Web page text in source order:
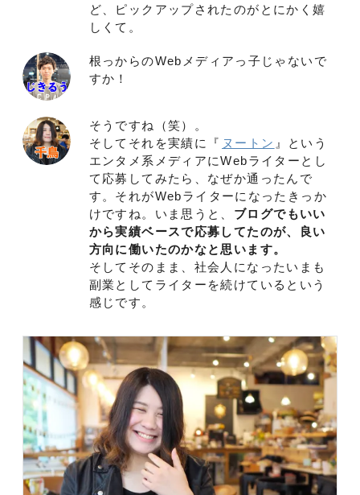
ど、ピックアップされたのがとにかく嬉
しくて。
根っからのWebメディアっ子じゃないで
すか！
そうですね（笑）。
そしてそれを実績に『 ヌートン 』という
エンタメ系メディアにWebライターとし
て応募してみたら、なぜか通ったんで
す。それがWebライターになったきっか
けですね。いま思うと、 ブログでもいい
から実績ベースで応募してたのが、良い
方向に働いたのかなと思います。
そしてそのまま、社会人になったいまも
副業としてライターを続けているという
感じです。